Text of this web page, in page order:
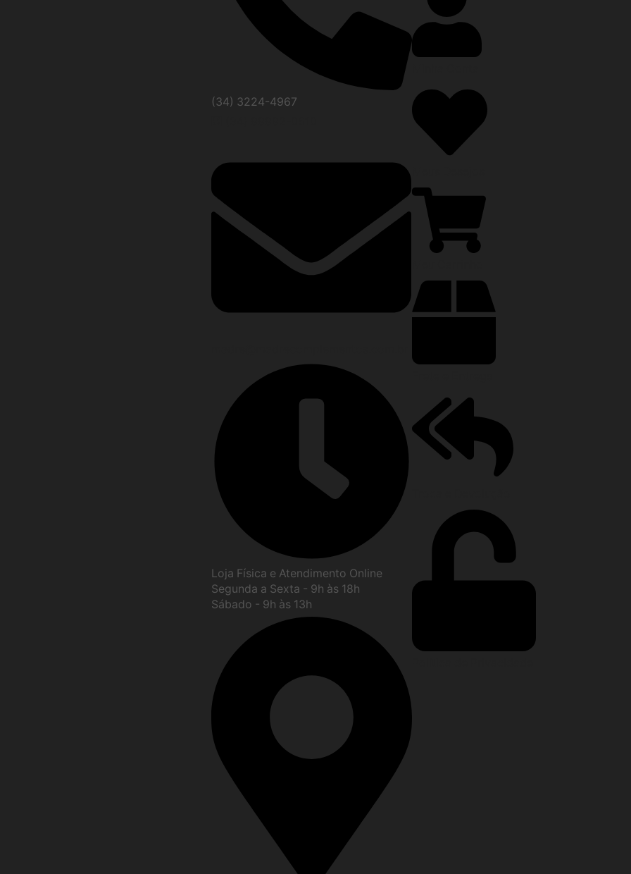
(34) 3224-4967
Loja Física e Atendimento Online
Segunda a Sexta - 9h às 18h
Sábado - 9h às 13h